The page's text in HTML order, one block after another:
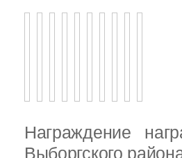
Награждение
Выборгского